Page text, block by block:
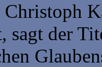
Christoph
sagt der